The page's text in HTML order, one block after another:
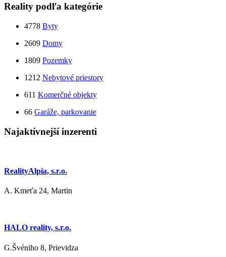
Reality podľa kategórie
4778 Byty
2609 Domy
1809 Pozemky
1212 Nebytové priestory
611 Komerčné objekty
66 Garáže, parkovanie
Najaktívnejší inzerenti
RealityAlpia, s.r.o.
A. Kmeťa 24, Martin
HALO reality, s.r.o.
G.Švéniho 8, Prievidza